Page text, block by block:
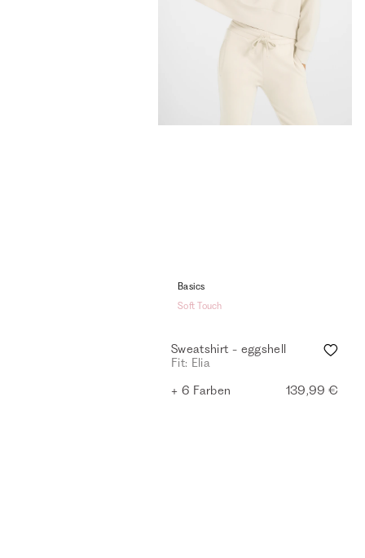
Basics
Soft Touch
Sweatshirt - eggshell
Fit: Elia
+ 6 Farben
139,99 €